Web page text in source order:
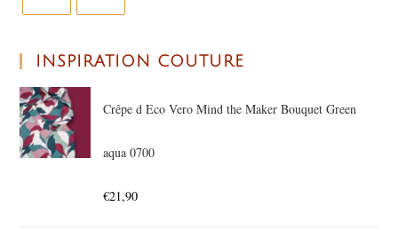
INSPIRATION COUTURE
Crêpe d Eco Vero Mind the Maker Bouquet Green
aqua 0700
€21,90